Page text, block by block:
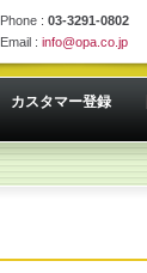
Phone : 03-3291-0802
Email : info@opa.co.jp
カスタマー登録